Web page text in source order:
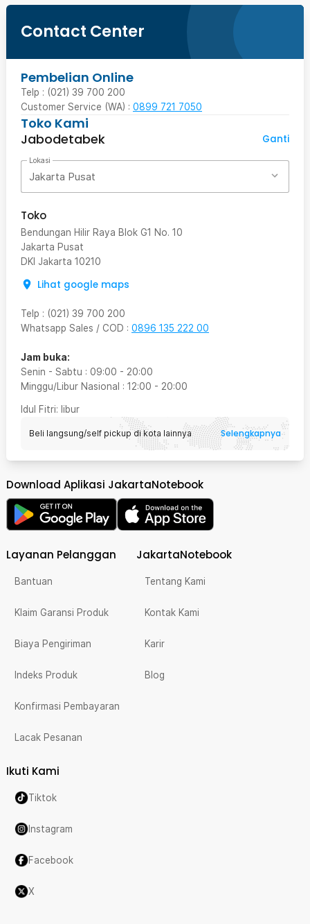
Contact Center
Pembelian Online
Telp : (021) 39 700 200
Customer Service (WA) : 0899 721 7050
Toko Kami
Jabodetabek
Ganti
Lokasi
Jakarta Pusat
Toko
Bendungan Hilir Raya Blok G1 No. 10
Jakarta Pusat
DKI Jakarta 10210
Lihat google maps
Telp : (021) 39 700 200
Whatsapp Sales / COD : 0896 135 222 00
Jam buka:
Senin - Sabtu : 09:00 - 20:00
Minggu/Libur Nasional : 12:00 - 20:00
Idul Fitri: libur
Beli langsung/self pickup di kota lainnya Selengkapnya
Download Aplikasi JakartaNotebook
Layanan Pelanggan
Bantuan
Klaim Garansi Produk
Biaya Pengiriman
Indeks Produk
Konfirmasi Pembayaran
Lacak Pesanan
JakartaNotebook
Tentang Kami
Kontak Kami
Karir
Blog
Ikuti Kami
Tiktok
Instagram
Facebook
X